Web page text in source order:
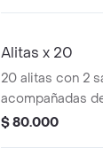
Alitas x 20
20 alitas con 2
acompañadas
ranch artesanal.
$ 80.000